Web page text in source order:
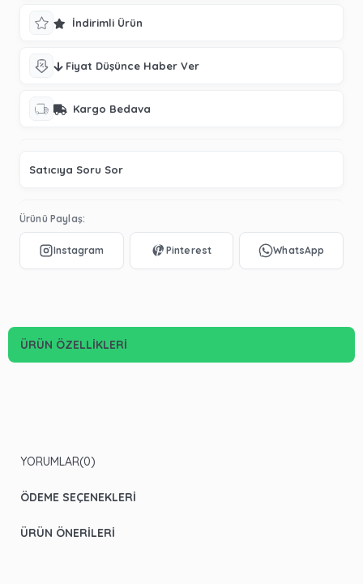
İndirimli Ürün
Fiyat Düşünce Haber Ver
Kargo Bedava
Satıcıya Soru Sor
Ürünü Paylaş:
ÜRÜN ÖZELLIKLERI
YORUMLAR(0)
ÖDEME SEÇENEKLERI
ÜRÜN ÖNERILERI